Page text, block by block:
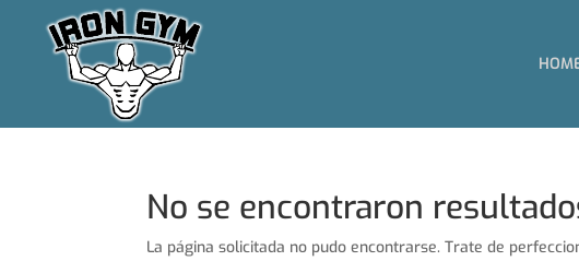
No se encontraron
La página solicitada no pudo encontrarse. Trate de